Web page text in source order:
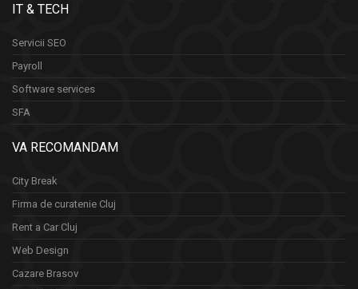
IT & TECH
Servicii SEO
Payroll
Software services
SFA
VA RECOMANDAM
City Break
Firma de curatenie Cluj
Rent a Car Cluj
Web Design
Cazare Brasov